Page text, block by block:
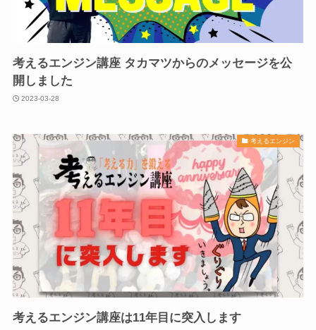
考えるエンジン講座 タカマツからのメッセージを公
開しました
2023-03-28
考えるエンジン
考えるエンジン講座は11年目に突入します